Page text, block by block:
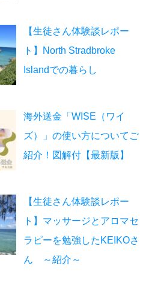
【生徒さん体験談レポー
ト】North Stradbroke
Islandでの暮らし
海外送金「WISE（ワイ
ズ）」の使い方についてご
紹介！図解付【最新版】
【生徒さん体験談レポー
ト】マッサージとアロマセ
ラピーを勉強したKEIKOさ
ん ～紹介～